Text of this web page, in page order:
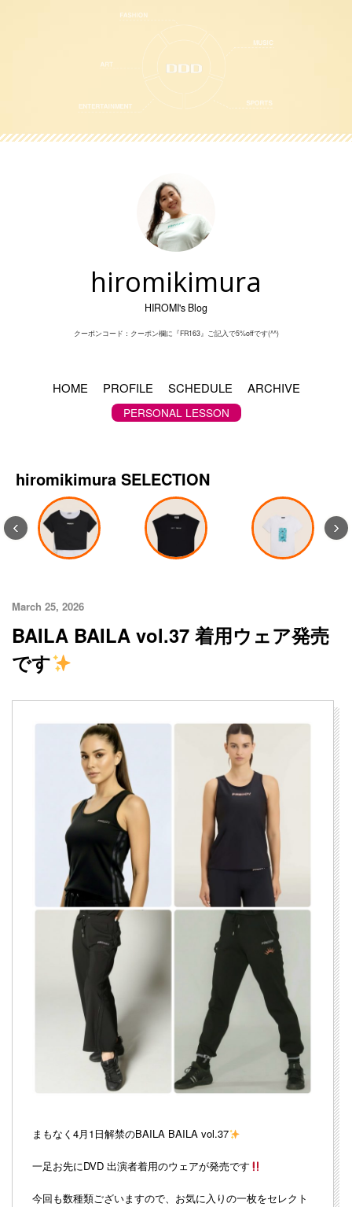
hiromikimura
HIROMI's Blog
クーポンコード：クーポン欄に『FR163』ご記入で5%offです(^^)
HOME PROFILE SCHEDULE ARCHIVE
PERSONAL LESSON
hiromikimura SELECTION
‹ ›
March 25, 2026
BAILA BAILA vol.37 着用ウェア発売
です
まもなく4月1日解禁のBAILA BAILA vol.37
一足お先にDVD 出演者着用のウェアが発売です
今回も数種類ございますので、お気に入りの一枚をセレクト